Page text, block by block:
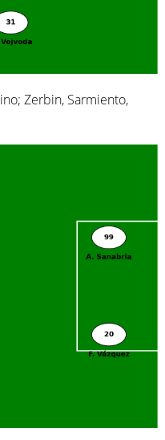
Zerbin, Sarmiento,